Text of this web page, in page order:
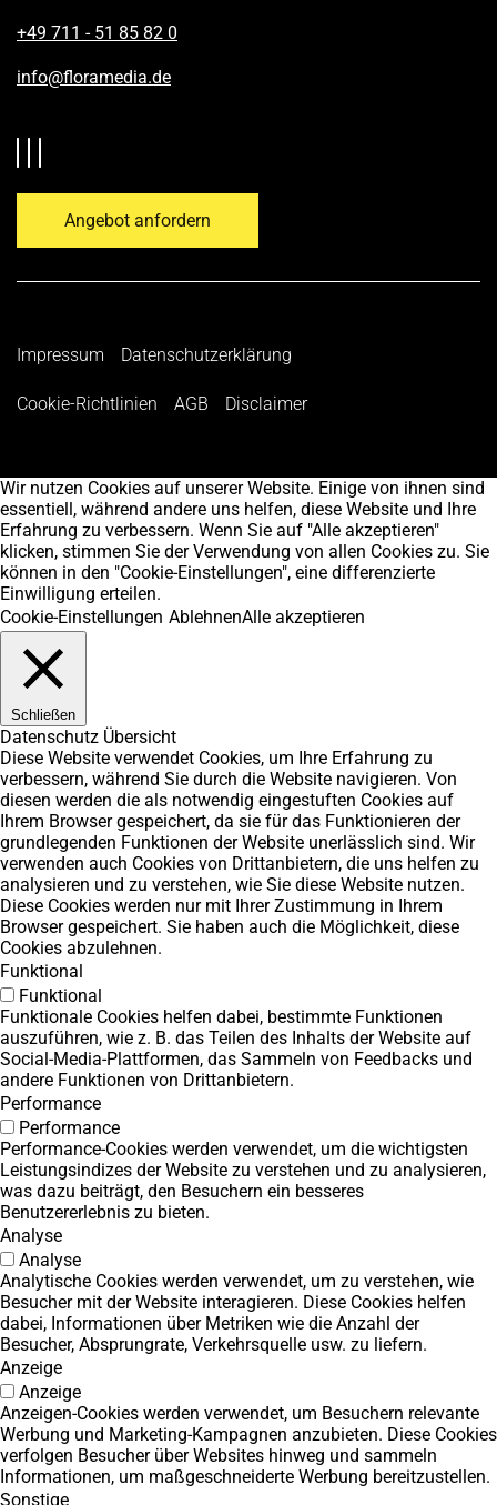
+49 711 - 51 85 82 0
info@floramedia.de
Angebot anfordern
Impressum Datenschutzerklärung
Cookie-Richtlinien AGB Disclaimer
Wir nutzen Cookies auf unserer Website. Einige von ihnen sind
essentiell, während andere uns helfen, diese Website und Ihre
Erfahrung zu verbessern. Wenn Sie auf "Alle akzeptieren"
klicken, stimmen Sie der Verwendung von allen Cookies zu. Sie
können in den "Cookie-Einstellungen", eine differenzierte
Einwilligung erteilen.
Cookie-Einstellungen AblehnenAlle akzeptieren
Schließen
Datenschutz Übersicht
Diese Website verwendet Cookies, um Ihre Erfahrung zu
verbessern, während Sie durch die Website navigieren. Von
diesen werden die als notwendig eingestuften Cookies auf
Ihrem Browser gespeichert, da sie für das Funktionieren der
grundlegenden Funktionen der Website unerlässlich sind. Wir
verwenden auch Cookies von Drittanbietern, die uns helfen zu
analysieren und zu verstehen, wie Sie diese Website nutzen.
Diese Cookies werden nur mit Ihrer Zustimmung in Ihrem
Browser gespeichert. Sie haben auch die Möglichkeit, diese
Cookies abzulehnen.
Funktional
Funktional
Funktionale Cookies helfen dabei, bestimmte Funktionen
auszuführen, wie z. B. das Teilen des Inhalts der Website auf
Social-Media-Plattformen, das Sammeln von Feedbacks und
andere Funktionen von Drittanbietern.
Performance
Performance
Performance-Cookies werden verwendet, um die wichtigsten
Leistungsindizes der Website zu verstehen und zu analysieren,
was dazu beiträgt, den Besuchern ein besseres
Benutzererlebnis zu bieten.
Analyse
Analyse
Analytische Cookies werden verwendet, um zu verstehen, wie
Besucher mit der Website interagieren. Diese Cookies helfen
dabei, Informationen über Metriken wie die Anzahl der
Besucher, Absprungrate, Verkehrsquelle usw. zu liefern.
Anzeige
Anzeige
Anzeigen-Cookies werden verwendet, um Besuchern relevante
Werbung und Marketing-Kampagnen anzubieten. Diese Cookies
verfolgen Besucher über Websites hinweg und sammeln
Informationen, um maßgeschneiderte Werbung bereitzustellen.
Sonstige